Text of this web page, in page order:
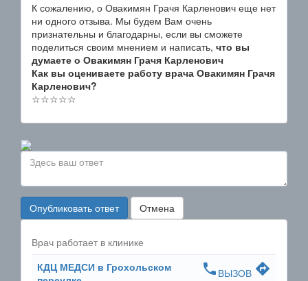
К сожалению, о Овакимян Грачя Карленович еще нет
ни одного отзыва. Мы будем Вам очень
признательны и благодарны, если вы сможете
поделиться своим мнением и написать, что вы
думаете о Овакимян Грачя Карленович
Как вы оцениваете работу врача Овакимян Грачя
Карленович?
☆☆☆☆☆
Опубликовать ответ Отмена
Врач работает в клинике
КДЦ МЕДСИ в Грохольском
phone ВЫЗОВ directions